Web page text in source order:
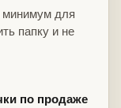
минимум для
папку и не
по продаже